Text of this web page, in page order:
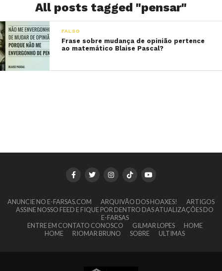
All posts tagged "pensar"
FALSO
Frase sobre mudança de opinião pertence
ao matemático Blaise Pascal?
ANUNCIE NO E-FARSAS.COM ARQUIVÃO DOS HOAXES!
ARTIGOS
ASSINE NOSSO FEED E FIQUE POR DENTRO DAS ATUALIZAÇÕES DO
E-FARSAS
ENTRE EM CONTATO CONOSCO
GILMAR LOPES
HOME
HOME
RIOMAR BRUNO SOBRE ULTIMAS